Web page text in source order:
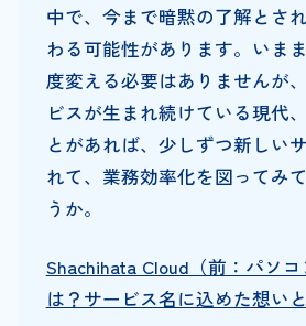
中で、今まで暗黙の了解とさ
わる可能性があります。いま
度変える必要はありませんが
ビスが生まれ続けている現代
とがあれば、少しずつ新しい
れて、業務効率化を図ってみ
うか。
Shachihata Cloud（前：パソ
は？サービス名に込めた想い